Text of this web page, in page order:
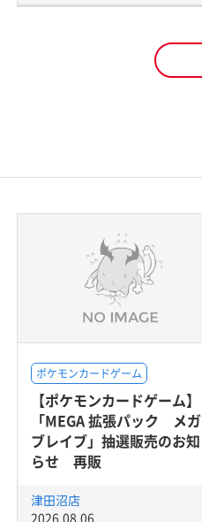
ポケモンカードゲーム
【ポケモンカードゲーム】
「MEGA 拡張パック メガ
ブレイブ」抽選販売のお知
らせ 再販
津田沼店
2026.08.06